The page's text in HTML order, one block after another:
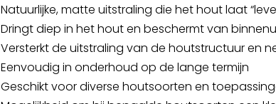
Natuurlijke, matte uitstraling die het hout laat
Dringt diep in het hout en beschermt van
Versterkt de uitstraling van de houtstructuur en
Eenvoudig in onderhoud op de lange termijn
Geschikt voor diverse houtsoorten en